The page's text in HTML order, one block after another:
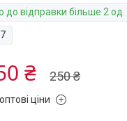
до відправки більше 2 од.
250 ₴
₴
ціни